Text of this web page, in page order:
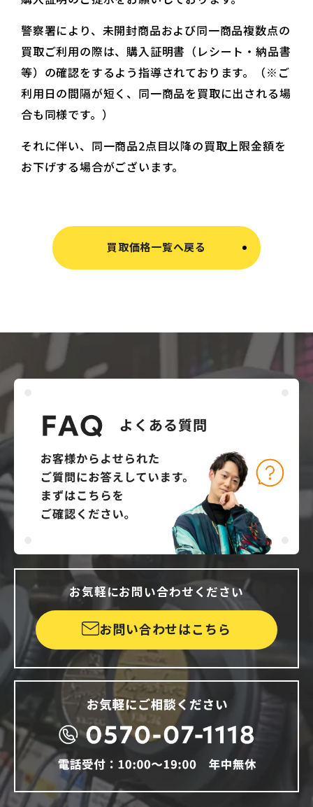
警察署により、未開封商品および同一商品複数点の
買取ご利用の際は、購入証明書（レシート・納品書
等）の確認をするよう指導されております。（※ご
利用日の間隔が短く、同一商品を買取に出される場
合も同様です。）
それに伴い、同一商品2点目以降の買取上限金額を
お下げする場合がございます。
買取価格一覧へ戻る
お気軽にお問い合わせください
お問い合わせはこちら